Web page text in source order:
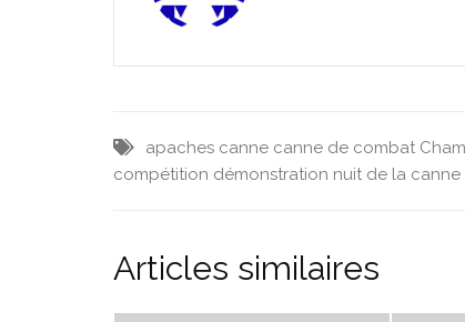
apaches canne canne de combat
compétition démonstration nuit de la canne
Articles similaires